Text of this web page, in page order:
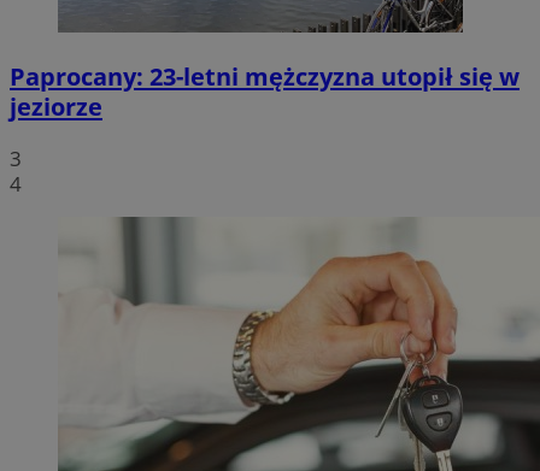
Paprocany: 23-letni mężczyzna utopił się w
jeziorze
3
4